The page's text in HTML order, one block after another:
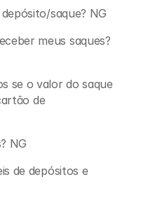
saque? NG
meus saques?
se o valor do saque
de
NG
de depósitos e